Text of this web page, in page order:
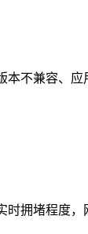
不兼容、
拥堵程度